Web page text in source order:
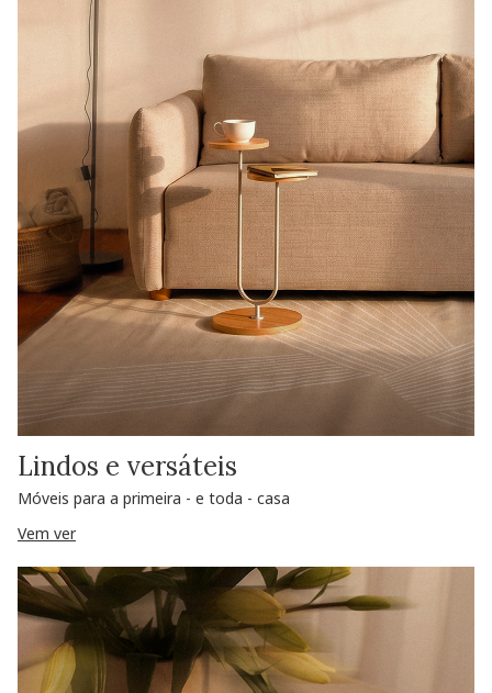
Lindos e versáteis
Móveis para a primeira - e toda - casa
Vem ver